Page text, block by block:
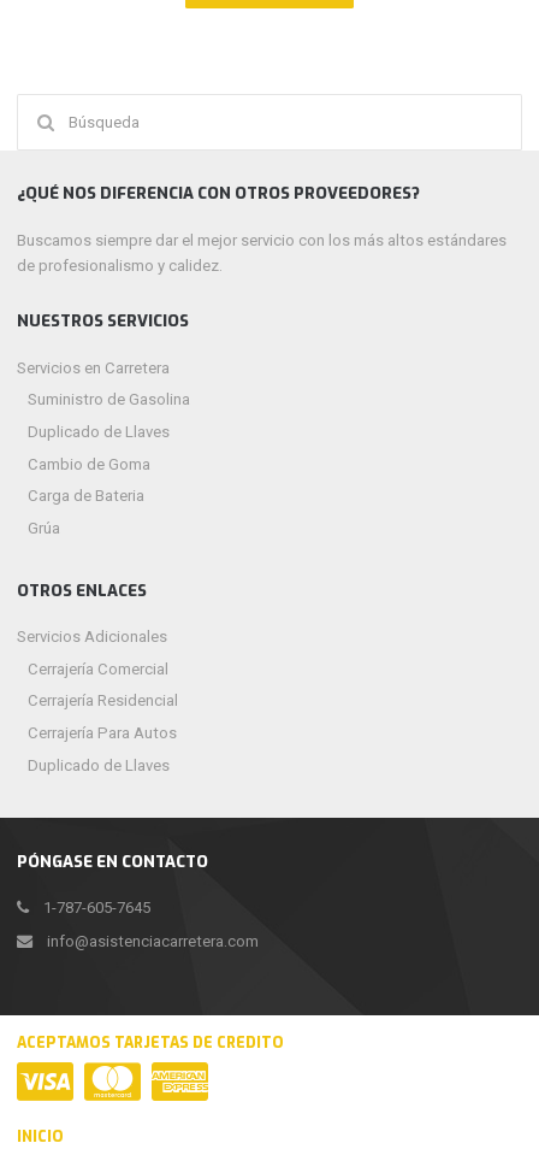
PÓNGASE EN CONTACTO
1-787-605-7645
info@asistenciacarretera.com
¿QUÉ NOS DIFERENCIA CON OTROS PROVEEDORES?
Buscamos siempre dar el mejor servicio con los más altos estándares
de profesionalismo y calidez.
NUESTROS SERVICIOS
Servicios en Carretera
Suministro de Gasolina
Duplicado de Llaves
Cambio de Goma
Carga de Bateria
Grúa
OTROS ENLACES
Servicios Adicionales
Cerrajería Comercial
Cerrajería Residencial
Cerrajería Para Autos
Duplicado de Llaves
ACEPTAMOS TARJETAS DE CREDITO
INICIO